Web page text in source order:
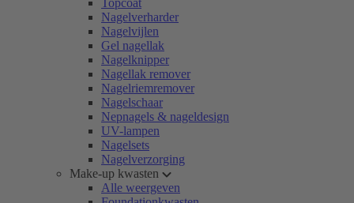
Topcoat
Nagelverharder
Nagelvijlen
Gel nagellak
Nagelknipper
Nagellak remover
Nagelriemremover
Nagelschaar
Nepnagels & nageldesign
UV-lampen
Nagelsets
Nagelverzorging
Make-up kwasten
Alle weergeven